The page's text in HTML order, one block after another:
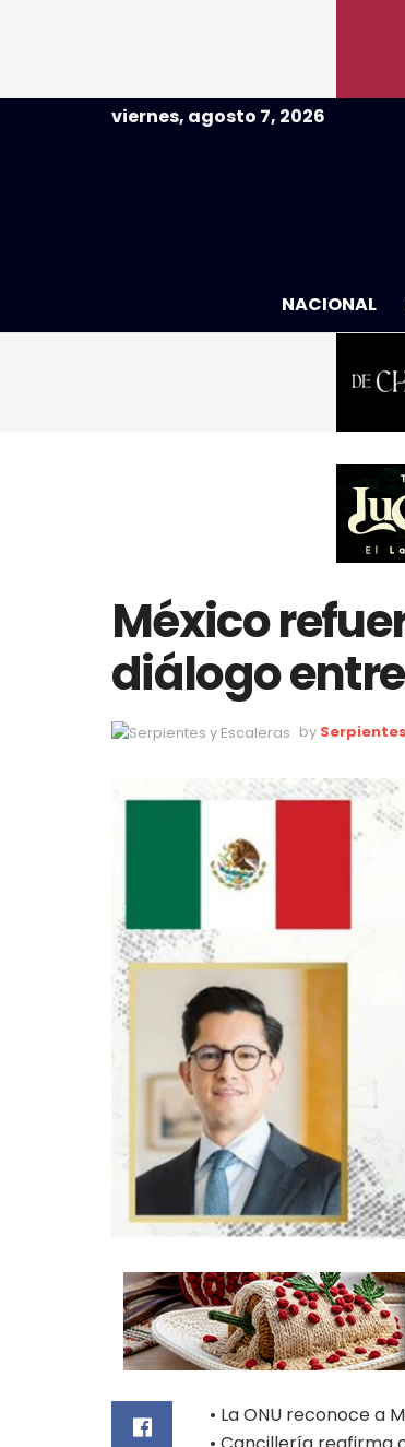
viernes, agosto 7, 2026
NACIONAL
México
diálogo
by
• La ONU reconoce a